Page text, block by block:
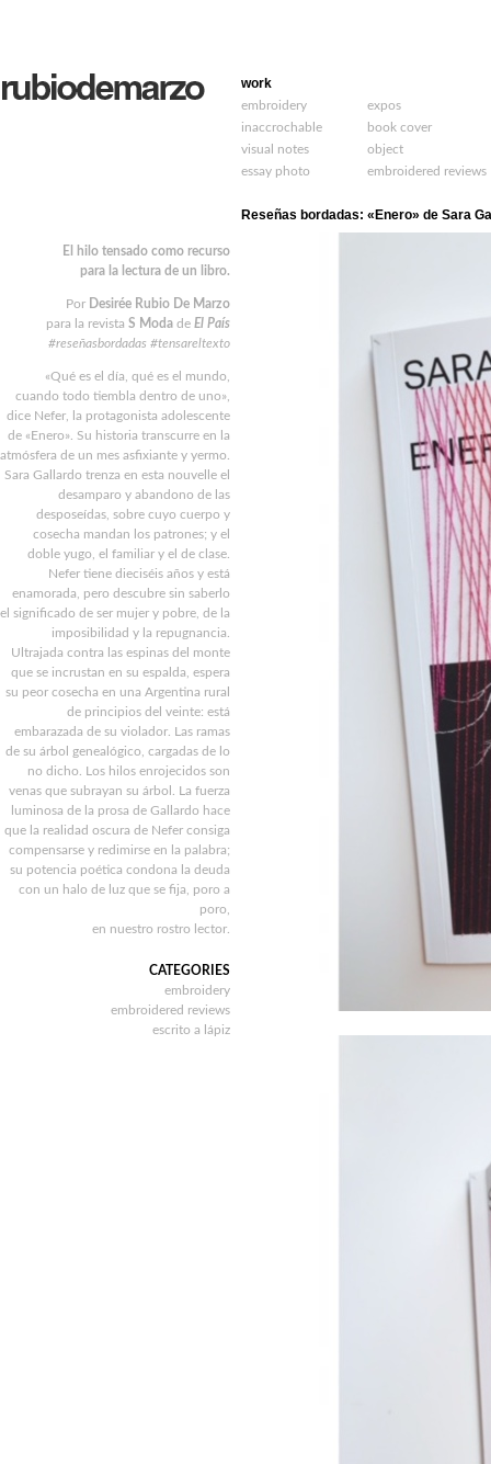
work
embroidery
expos
inaccrochable
book cover
visual notes
object
essay photo
embroidered reviews
El hilo tensado como recurso
para la lectura de un libro.
Por Desirée Rubio De Marzo
para la revista S Moda de El País
#reseñasbordadas #tensareltexto
«Qué es el día, qué es el mundo,
cuando todo tiembla dentro de uno»,
dice Nefer, la protagonista adolescente
de «Enero». Su historia transcurre en la
atmósfera de un mes asfixiante y yermo.
Sara Gallardo trenza en esta nouvelle el
desamparo y abandono de las
desposeídas, sobre cuyo cuerpo y
cosecha mandan los patrones; y el
doble yugo, el familiar y el de clase.
Nefer tiene dieciséis años y está
enamorada, pero descubre sin saberlo
el significado de ser mujer y pobre, de la
imposibilidad y la repugnancia.
Ultrajada contra las espinas del monte
que se incrustan en su espalda, espera
su peor cosecha en una Argentina rural
de principios del veinte: está
embarazada de su violador. Las ramas
de su árbol genealógico, cargadas de lo
no dicho. Los hilos enrojecidos son
venas que subrayan su árbol. La fuerza
luminosa de la prosa de Gallardo hace
que la realidad oscura de Nefer consiga
compensarse y redimirse en la palabra;
su potencia poética condona la deuda
con un halo de luz que se fija, poro a
poro,
en nuestro rostro lector.
CATEGORIES
embroidery
embroidered reviews
escrito a lápiz
Reseñas bordadas: «Enero» de Sara